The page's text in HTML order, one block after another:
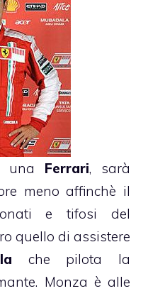
una Ferrari, sarà
meno affinchè il
e tifosi del
quello di assistere
che pilota la
Monza è alle